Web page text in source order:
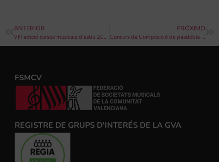
ANTERIOR
VIII edició cursos musicals d’estiu 2017 Unió Musical de Benaguasil.
PRÓXIMO
Concurs de Composició de pasdoble per el 150 aniversari del mestre Álvarez Alonso
FSMCV
REGISTRE DE GRUPS D'INTERÉS DE LA GVA